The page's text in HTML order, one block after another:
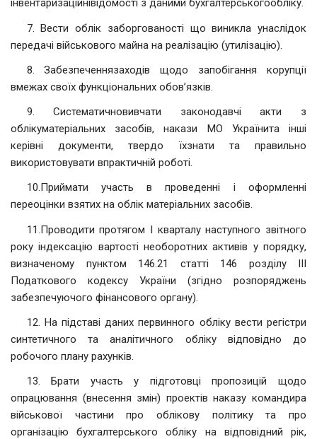
інвентаризаційнівідомості з даними бухгалтерськогообліку.
7. Вести облік заборгованості що виникла унаслідок
передачі військового майна на реалізацію (утилізацію).
8. Забезпеченнязаходів щодо запобігання корупції
вмежах своїх функціональних обов’язків.
9. Систематичновивчати законодавчі акти з
облікуматеріальних засобів, накази МО Українита інші
керівні документи, твердо їхзнати та правильно
використовувати впрактичній роботі.
10.Приймати участь в проведенні і оформленні
переоцінки взятих на облік матеріальних засобів.
11.Проводити протягом I кварталу наступного звітного
року індексацію вартості необоротних активів у порядку,
визначеному пунктом 146.21 статті 146 розділу III
Податкового кодексу України (згідно розпоряджень
забезпечуючого фінансового органу).
12. На підставі даних первинного обліку вести регістри
синтетичного та аналітичного обліку відповідно до
робочого плану рахунків.
13. Брати участь у підготовці пропозицій щодо
опрацювання (внесення змін) проектів наказу командира
військової частини про облікову політику та про
організацію бухгалтерського обліку на відповідний рік,